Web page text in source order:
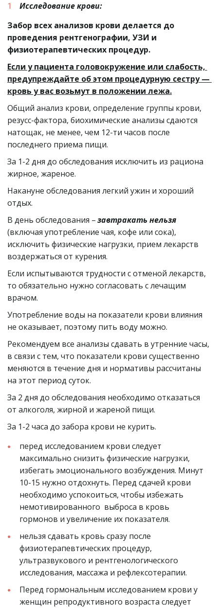
Исследование крови:
Забор всех анализов крови делается до
проведения рентгенографии, УЗИ и
физиотерапевтических процедур.
Если у пациента головокружение или слабость,
предупреждайте об этом процедурную сестру —
кровь у вас возьмут в положении лежа.
Общий анализ крови, определение группы крови,
резусс-фактора, биохимические анализы сдаются
натощак, не менее, чем 12-ти часов после
последнего приема пищи.
За 1-2 дня до обследования исключить из рациона
жирное, жареное.
Накануне обследования легкий ужин и хороший
отдых.
В день обследования – завтракать нельзя
(включая употребление чая, кофе или сока),
исключить физические нагрузки, прием лекарств
воздержаться от курения.
Если испытываются трудности с отменой лекарств,
то обязательно нужно согласовать с лечащим
врачом.
Употребление воды на показатели крови влияния
не оказывает, поэтому пить воду можно.
Рекомендуем все анализы сдавать в утренние часы,
в связи с тем, что показатели крови существенно
меняются в течение дня и нормативы рассчитаны
на этот период суток.
За 2 дня до обследования необходимо отказаться
от алкоголя, жирной и жареной пищи.
За 1-2 часа до забора крови не курить.
перед исследованием крови следует
максимально снизить физические нагрузки,
избегать эмоционального возбуждения. Минут
10-15 нужно отдохнуть. Перед сдачей крови
необходимо успокоиться, чтобы избежать
немотивированного  выброса в кровь
гормонов и увеличение их показателя.
нельзя сдавать кровь сразу после
физиотерапевтических процедур,
ультразвукового и рентгенологического
исследования, массажа и рефлексотерапии.
Перед гормональным исследованием крови у
женщин репродуктивного возраста следует